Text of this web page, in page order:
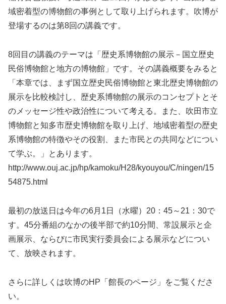
域密着型の博物館の事例として取り上げられます。吹博が
登場するのは第8回の講義です。
8回目の講義のテーマは「歴史系博物館の展示－国立歴史
民俗博物館と地方の博物館」です。その講義概要をみると
「本章では、まず国立歴史民俗博物館と東北歴史博物館の
展示を比較検討し、歴史系博物館の展示のコンセプトとそ
のメッセージ性や政治性について考える。また、吹田市立
博物館と知多市歴史博物館を取り上げ、地域密着型の歴史
系博物館の特徴やその役割、また市民との共同などについ
て学ぶ。」とあります。
http://www.ouj.ac.jp/hp/kamoku/H28/kyouyou/C/ningen/15
54875.html
最初の放送日は今年の6月1日（水曜）20：45～21：30で
す。45分番組のなかの後半部で約10分間、常設展示と企
画展示、ならびに市民実行委員会による展示などについ
て、放映されます。
さらに詳しくは吹博のHP「館長のページ」をご覧くださ
い。